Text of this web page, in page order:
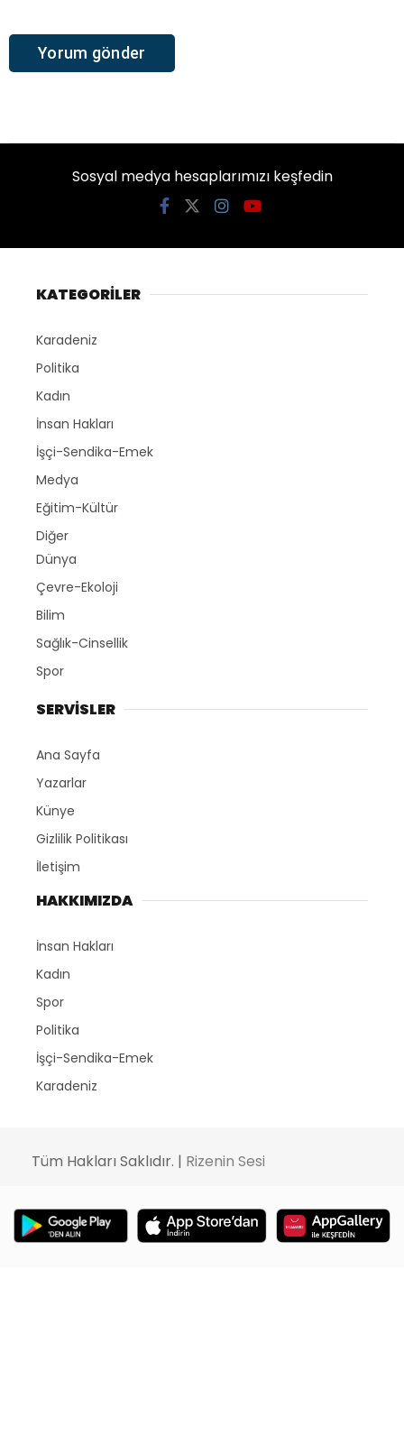
Sosyal medya hesaplarımızı keşfedin
KATEGORİLER
Karadeniz
Politika
Kadın
İnsan Hakları
İşçi-Sendika-Emek
Medya
Eğitim-Kültür
Diğer
Dünya
Çevre-Ekoloji
Bilim
Sağlık-Cinsellik
Spor
SERVİSLER
Ana Sayfa
Yazarlar
Künye
Gizlilik Politikası
İletişim
HAKKIMIZDA
İnsan Hakları
Kadın
Spor
Politika
İşçi-Sendika-Emek
Karadeniz
Tüm Hakları Saklıdır. | Rizenin Sesi